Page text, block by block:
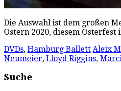
Die Auswahl ist dem großen
Ostern 2020, diesem
DVDs, Hamburg Ballett Aleix
Neumeier, Lloyd Riggins,
Suche